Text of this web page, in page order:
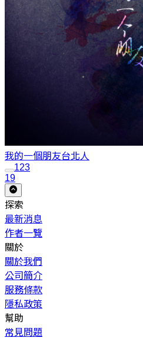
我的一個朋友台北人
123
19
探索
最新消息
作者一覽
關於
關於我們
公司簡介
服務條款
隱私政策
幫助
常見問題